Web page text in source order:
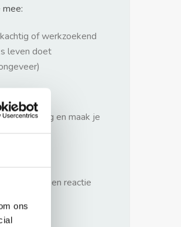
ons
of werkzoekend
leven doet
langdradig en maak je
Snel een reactie